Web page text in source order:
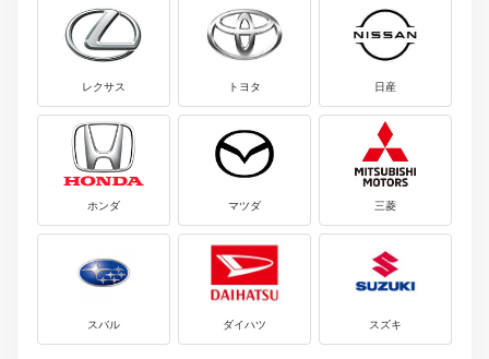
レクサス トヨタ 日産
ホンダ マツダ 三菱
スバル ダイハツ スズキ